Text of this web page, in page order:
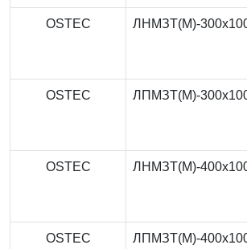
OSTEC ЛНМЗТ(М)-
OSTEC ЛПМЗТ(М)-
OSTEC ЛНМЗТ(М)-
OSTEC ЛПМЗТ(М)-